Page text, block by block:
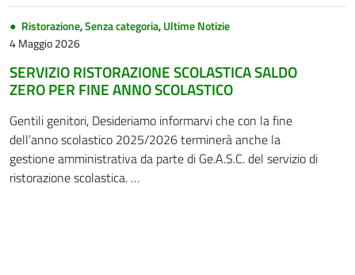
Ristorazione,Senza categoria,Ultime Notizie
4 Maggio 2026
SERVIZIO RISTORAZIONE SCOLASTICA SALDO
ZERO PER FINE ANNO SCOLASTICO
Gentili genitori, Desideriamo informarvi che con la fine
dell’anno scolastico 2025/2026 terminerà anche la
gestione amministrativa da parte di Ge.A.S.C. del servizio di
ristorazione scolastica. …